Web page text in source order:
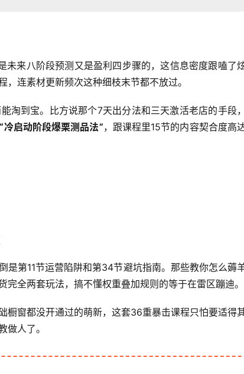
来八阶段预测又是盈利四步骤的，这信息密度跟嗑了
连素材更新频次这种细枝末节都不放过。
淘到宝。比方说那个7天出分法和三天激活老店的手段，
“冷启动阶段爆栗测品法”，跟课程里15节的内容契合度高
是第11节运营陷阱和第34节避坑指南。那些教你怎么薅
全两套玩法，搞不懂权重叠加规则的等于在雷区蹦迪。
橱窗都没开通过的萌新，这套36重暴击课程只怕要适得
人了。